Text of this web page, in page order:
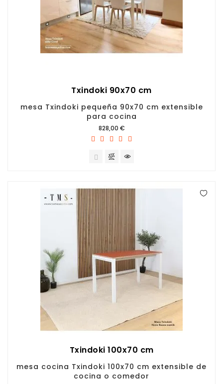
Txindoki 90x70 cm
mesa Txindoki pequeña 90x70 cm extensible
para cocina
Precio
828,00 €
Txindoki 100x70 cm
mesa cocina Txindoki 100x70 cm extensible de
cocina o comedor